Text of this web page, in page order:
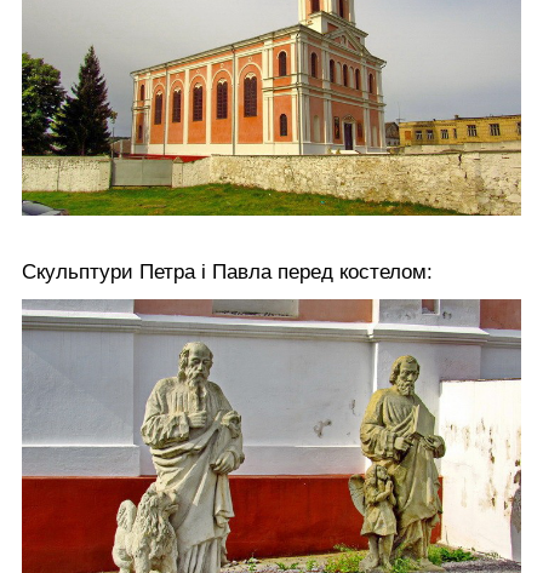
Скульптури Петра і Павла перед костелом: